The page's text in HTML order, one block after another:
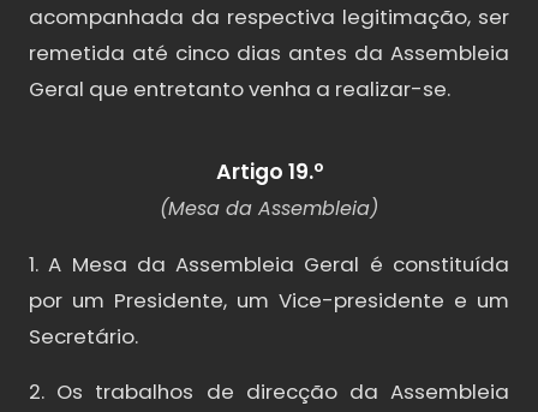
acompanhada da respectiva legitimação, ser
remetida até cinco dias antes da Assembleia
Geral que entretanto venha a realizar-se.
Artigo 19.º
(Mesa da Assembleia)
1. A Mesa da Assembleia Geral é constituída
por um Presidente, um Vice-presidente e um
Secretário.
2. Os trabalhos de direcção da Assembleia